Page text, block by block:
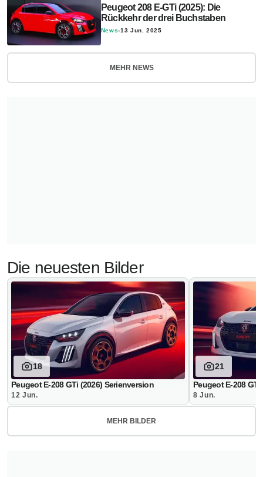
Peugeot 208 E-GTi (2025): Die
Rückkehr der drei Buchstaben
News-13 Jun. 2025
MEHR NEWS
Die neuesten Bilder
18
Peugeot E-208 GTi (2026) Serienversion
12 Jun.
21
Peugeot E-208 GTi
8 Jun.
MEHR BILDER